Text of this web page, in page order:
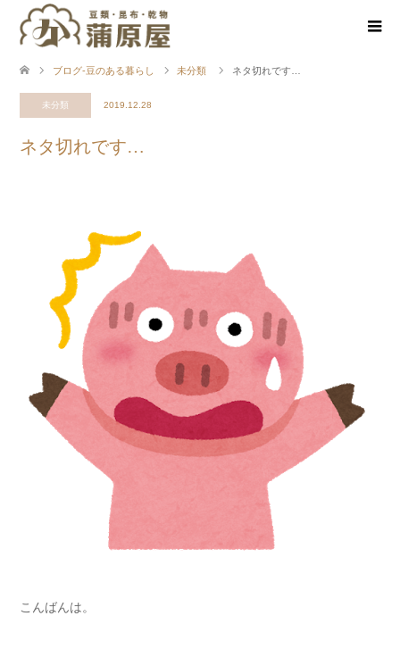
ブログ-豆のある暮らし 未分類 ネタ切れです…
未分類 2019.12.28
ネタ切れです…
こんばんは。